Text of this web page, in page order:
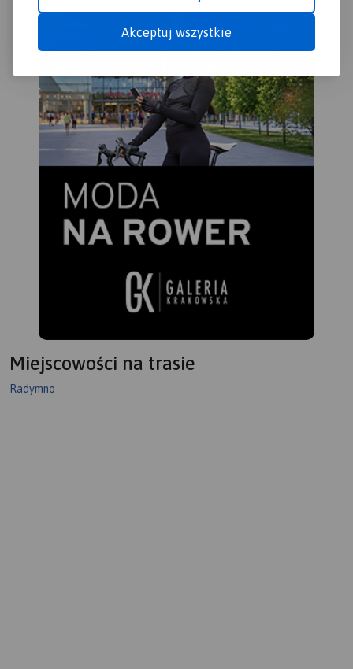
Akceptuj wszystkie
plastyczności rzeźby
terenu. Mapę offline można
urządzenia mobilne.Rok
wydania 2021
Miejscowości na trasie
Radymno